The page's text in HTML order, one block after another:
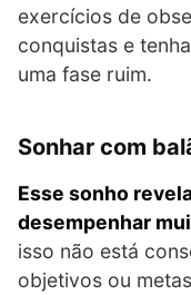
exercícios de
conquistas e
uma fase ruim.
Sonhar com
Esse sonho
desempenhar
isso não está
objetivos ou